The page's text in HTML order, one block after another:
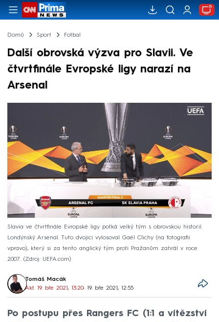
Domů Sport Fotbal
Další obrovská výzva pro Slavii. Ve
čtvrtfinále Evropské ligy narazí na
Arsenal
Slavia ve čtvrtfinále Evropské ligy potká velký tým s obrovskou historií.
Londýnský Arsenal. Tuto dvojici vylosoval Gaël Clichy (na fotografii
vpravo), který si za tento anglický tým proti Pražanům zahrál v roce
2007.
Zdroj: UEFA.com
Tomáš Macák
Akt. 19. bře 2021, 13:20• 19. bře 2021, 12:55
Po postupu přes Rangers FC (1:1 a vítězství